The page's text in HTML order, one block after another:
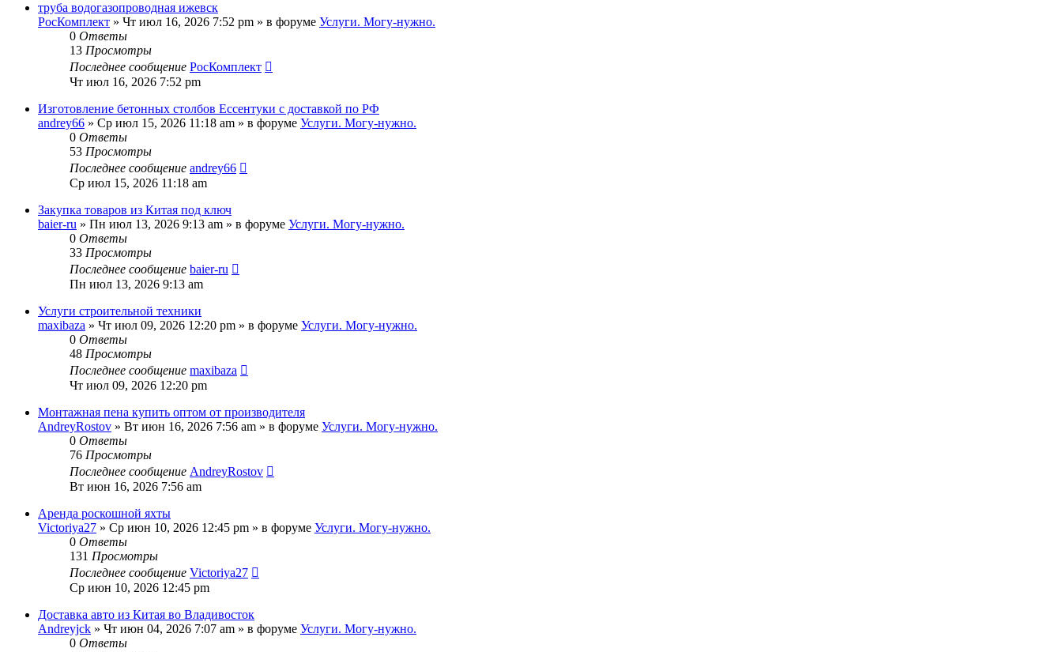
труба водогазопроводная ижевск
РосКомплект » Чт июл 16, 2026 7:52 pm » в форуме Услуги. Могу-нужно.
0 Ответы
13 Просмотры
Последнее сообщение РосКомплект
Чт июл 16, 2026 7:52 pm
Изготовление бетонных столбов Ессентуки с доставкой по РФ
andrey66 » Ср июл 15, 2026 11:18 am » в форуме Услуги. Могу-нужно.
0 Ответы
53 Просмотры
Последнее сообщение andrey66
Ср июл 15, 2026 11:18 am
Закупка товаров из Китая под ключ
baier-ru » Пн июл 13, 2026 9:13 am » в форуме Услуги. Могу-нужно.
0 Ответы
33 Просмотры
Последнее сообщение baier-ru
Пн июл 13, 2026 9:13 am
Услуги строительной техники
maxibaza » Чт июл 09, 2026 12:20 pm » в форуме Услуги. Могу-нужно.
0 Ответы
48 Просмотры
Последнее сообщение maxibaza
Чт июл 09, 2026 12:20 pm
Монтажная пена купить оптом от производителя
AndreyRostov » Вт июн 16, 2026 7:56 am » в форуме Услуги. Могу-нужно.
0 Ответы
76 Просмотры
Последнее сообщение AndreyRostov
Вт июн 16, 2026 7:56 am
Аренда роскошной яхты
Victoriya27 » Ср июн 10, 2026 12:45 pm » в форуме Услуги. Могу-нужно.
0 Ответы
131 Просмотры
Последнее сообщение Victoriya27
Ср июн 10, 2026 12:45 pm
Доставка авто из Китая во Владивосток
Andreyjck » Чт июн 04, 2026 7:07 am » в форуме Услуги. Могу-нужно.
0 Ответы